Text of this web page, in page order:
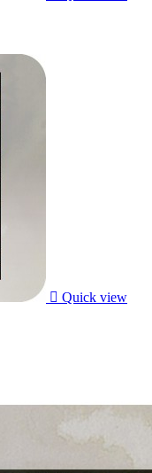
 Quick view